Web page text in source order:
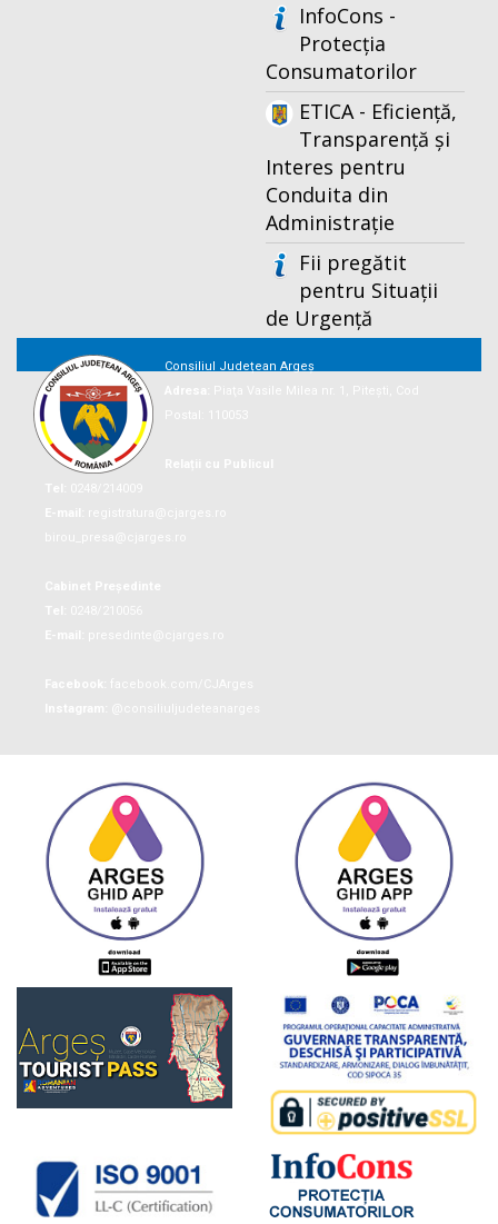
InfoCons -
Protecția
Consumatorilor
ETICA - Eficiență,
Transparență și
Interes pentru
Conduita din
Administrație
Fii pregătit
pentru Situații
de Urgență
Consiliul Județean Argeș